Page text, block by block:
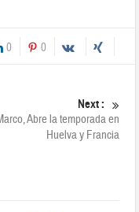
Next :
Marco, Abre la temporada en